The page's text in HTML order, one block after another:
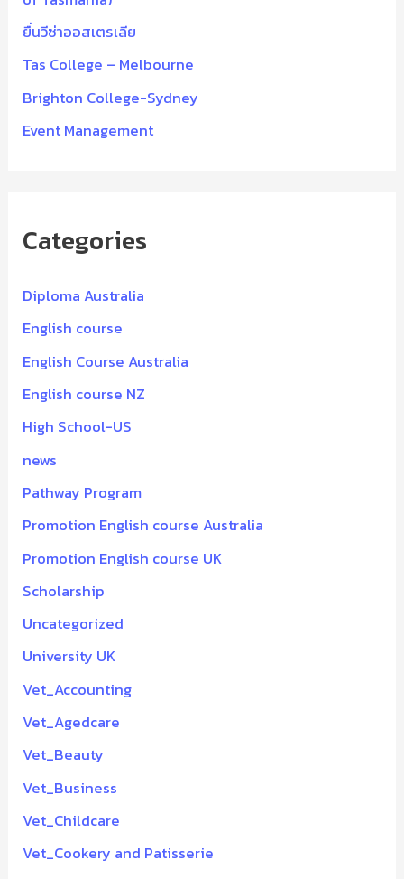
o
r
:
ยื่นวีซ่าออสเตรเลีย
Tas College – Melbourne
Brighton College-Sydney
Event Management
Categories
Diploma Australia
English course
English Course Australia
English course NZ
High School-US
news
Pathway Program
Promotion English course Australia
Promotion English course UK
Scholarship
Uncategorized
University UK
Vet_Accounting
Vet_Agedcare
Vet_Beauty
Vet_Business
Vet_Childcare
Vet_Cookery and Patisserie